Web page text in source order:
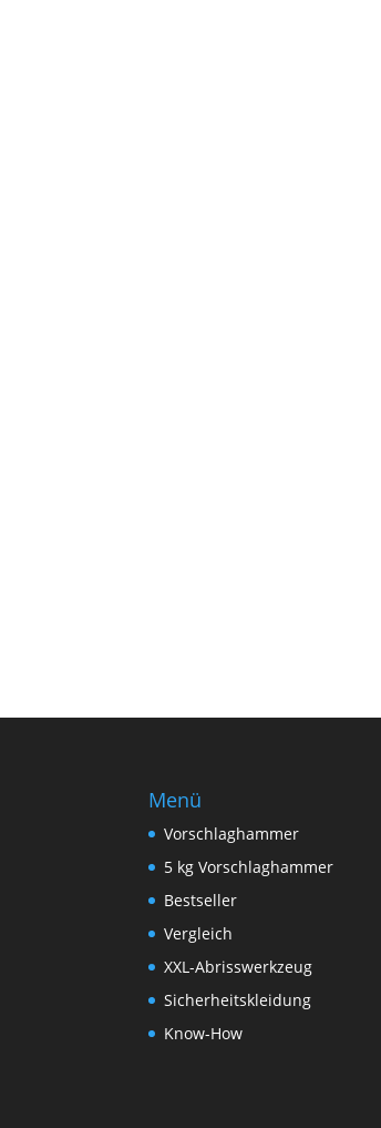
Menü
Vorschlaghammer
5 kg Vorschlaghammer
Bestseller
Vergleich
XXL-Abrisswerkzeug
Sicherheitskleidung
Know-How